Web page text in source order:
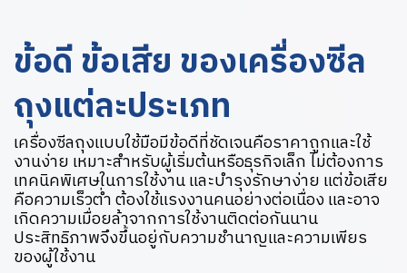
ข้อดี ข้อเสีย ของเครื่องซีล
ถุงแต่ละประเภท
เครื่องซีลถุงแบบใช้มือมีข้อดีที่ชัดเจนคือราคาถูกและใช้
งานง่าย เหมาะสำหรับผู้เริ่มต้นหรือธุรกิจเล็ก ไม่ต้องการ
เทคนิคพิเศษในการใช้งาน และบำรุงรักษาง่าย แต่ข้อเสีย
คือความเร็วต่ำ ต้องใช้แรงงานคนอย่างต่อเนื่อง และอาจ
เกิดความเมื่อยล้าจากการใช้งานติดต่อกันนาน
ประสิทธิภาพจึงขึ้นอยู่กับความชำนาญและความเพียร
ของผู้ใช้งาน